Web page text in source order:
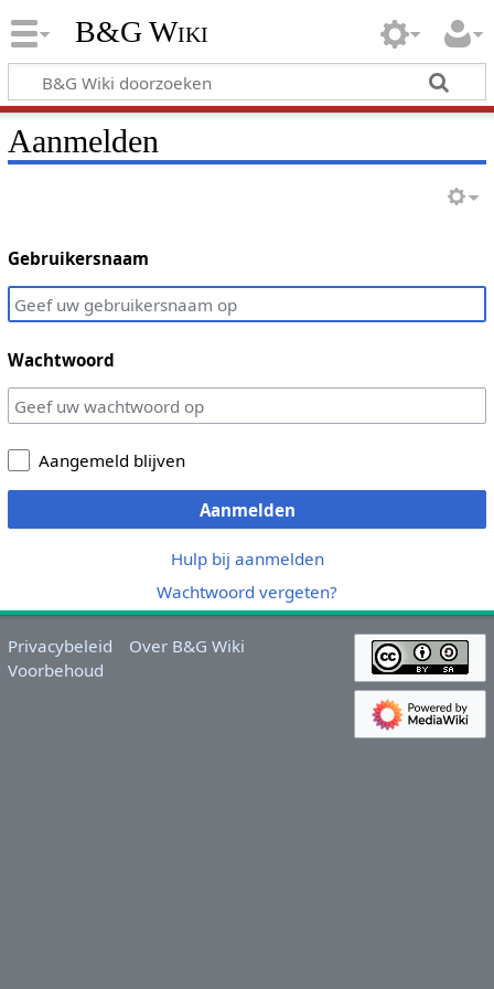
B&G Wiki
Aanmelden
Gebruikersnaam
Wachtwoord
Aangemeld blijven
Aanmelden
Hulp bij aanmelden
Wachtwoord vergeten?
Privacybeleid
Over B&G Wiki
Voorbehoud